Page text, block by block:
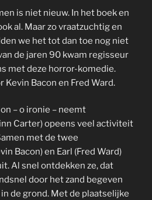
is niet nieuw. In het boek en
al. Maar zo vraatzuchtig en
we het tot dan toe nog niet
de jaren 90 kwam regisseur
met deze horror-komedie.
Bacon en Fred Ward.
– o ironie – neemt
Carter) opeens veel activiteit
met de twee
Bacon) en Earl (Fred Ward)
Al snel ontdekken ze, dat
door het zand begeven
de grond. Met de plaatselijke